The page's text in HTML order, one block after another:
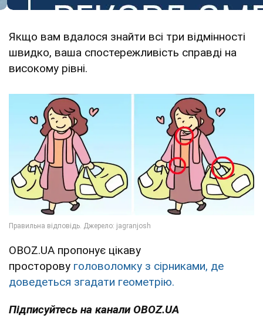
Якщо вам вдалося знайти всі три відмінності
швидко, ваша спостережливість справді на
високому рівні.
OBOZ.UA пропонує цікаву
просторову головоломку з сірниками, де
доведеться згадати геометрію.
Підписуйтесь на канали OBOZ.UA